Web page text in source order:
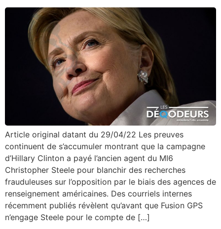
Article original datant du 29/04/22 Les preuves
continuent de s’accumuler montrant que la campagne
d’Hillary Clinton a payé l’ancien agent du MI6
Christopher Steele pour blanchir des recherches
frauduleuses sur l’opposition par le biais des agences de
renseignement américaines. Des courriels internes
récemment publiés révèlent qu’avant que Fusion GPS
n’engage Steele pour le compte de […]